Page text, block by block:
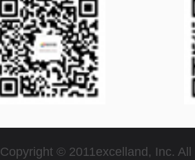
Copyright © 2011excelland, Inc.